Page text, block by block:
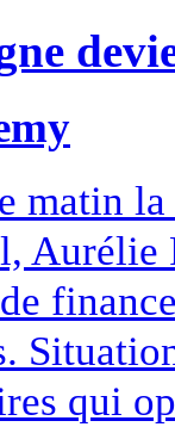
matin
qui